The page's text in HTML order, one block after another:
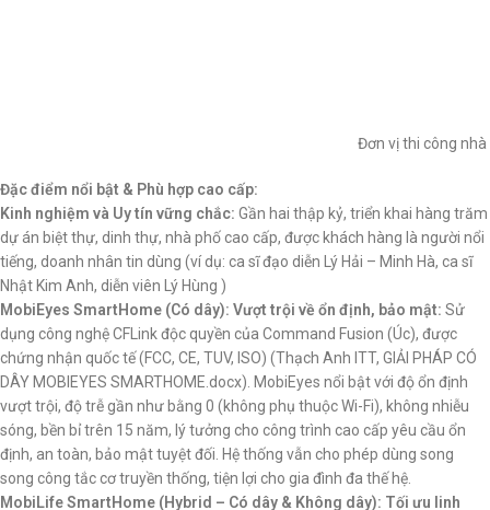
Đơn vị thi công
Đặc điểm nổi bật & Phù hợp cao cấp:
Kinh nghiệm và Uy tín vững chắc: Gần hai thập kỷ, triển khai hàng trăm
dự án biệt thự, dinh thự, nhà phố cao cấp, được khách hàng là người nổi
tiếng, doanh nhân tin dùng (ví dụ: ca sĩ đạo diễn Lý Hải – Minh Hà, ca sĩ
Nhật Kim Anh, diễn viên Lý Hùng )
MobiEyes SmartHome (Có dây): Vượt trội về ổn định, bảo mật: Sử
dụng công nghệ CFLink độc quyền của Command Fusion (Úc), được
chứng nhận quốc tế (FCC, CE, TUV, ISO) (Thạch Anh ITT, GIẢI PHÁP CÓ
DÂY MOBIEYES SMARTHOME.docx). MobiEyes nổi bật với độ ổn định
vượt trội, độ trễ gần như bằng 0 (không phụ thuộc Wi-Fi), không nhiễu
sóng, bền bỉ trên 15 năm, lý tưởng cho công trình cao cấp yêu cầu ổn
định, an toàn, bảo mật tuyệt đối. Hệ thống vẫn cho phép dùng song
song công tắc cơ truyền thống, tiện lợi cho gia đình đa thế hệ.
MobiLife SmartHome (Hybrid – Có dây & Không dây): Tối ưu linh